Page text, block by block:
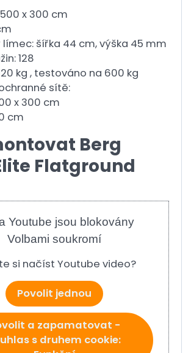
x 300 cm
límec: šířka 44 cm, výška 45 mm
128
kg , testováno na 600 kg
sítě:
x 300 cm
cm
Berg
Flatground
Youtube jsou blokovány
Volbami soukromí
si načíst Youtube video?
Povolit jednou
a zapamatovat -
s druhem cookie: